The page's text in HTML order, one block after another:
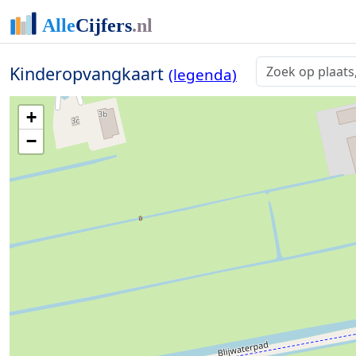
Kinderopvangkaart (legenda)
+
−